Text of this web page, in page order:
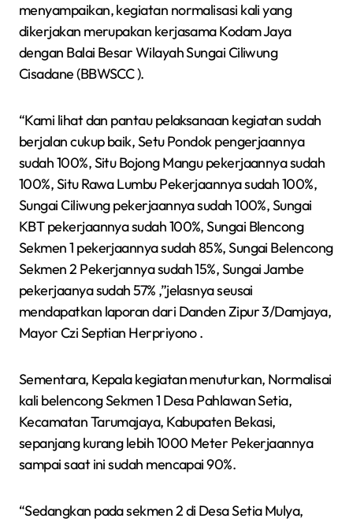
menyampaikan, kegiatan normalisasi kali yang
dikerjakan merupakan kerjasama Kodam Jaya
dengan Balai Besar Wilayah Sungai Ciliwung
Cisadane (BBWSCC ).
“Kami lihat dan pantau pelaksanaan kegiatan sudah
berjalan cukup baik, Setu Pondok pengerjaannya
sudah 100%, Situ Bojong Mangu pekerjaannya sudah
100%, Situ Rawa Lumbu Pekerjaannya sudah 100%,
Sungai Ciliwung pekerjaannya sudah 100%, Sungai
KBT pekerjaannya sudah 100%, Sungai Blencong
Sekmen 1 pekerjaannya sudah 85%, Sungai Belencong
Sekmen 2 Pekerjannya sudah 15%, Sungai Jambe
pekerjaanya sudah 57% ,”jelasnya seusai
mendapatkan laporan dari Danden Zipur 3/Damjaya,
Mayor Czi Septian Herpriyono .
Sementara, Kepala kegiatan menuturkan, Normalisai
kali belencong Sekmen 1 Desa Pahlawan Setia,
Kecamatan Tarumajaya, Kabupaten Bekasi,
sepanjang kurang lebih 1000 Meter Pekerjaannya
sampai saat ini sudah mencapai 90%.
“Sedangkan pada sekmen 2 di Desa Setia Mulya,